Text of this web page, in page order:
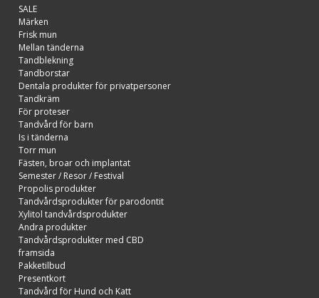
SALE
Märken
Frisk mun
Mellan tänderna
Tandblekning
Tandborstar
Dentala produkter för privatpersoner
Tandkräm
För proteser
Tandvård för barn
Is i tänderna
Torr mun
Fästen, broar och implantat
Semester / Resor / Festival
Propolis produkter
Tandvårdsprodukter för parodontit
Xylitol tandvårdsprodukter
Andra produkter
Tandvårdsprodukter med CBD
framsida
Pakketilbud
Presentkort
Tandvård för Hund och Katt